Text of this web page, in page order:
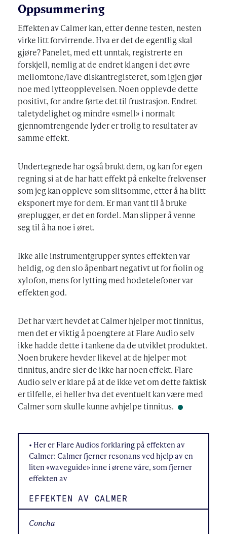
Oppsummering
Effekten av Calmer kan, etter denne testen, nesten
virke litt forvirrende. Hva er det de egentlig skal
gjøre? Panelet, med ett unntak, registrerte en
forskjell, nemlig at de endret klangen i det øvre
mellomtone/lave diskantregisteret, som igjen gjør
noe med lytteopplevelsen. Noen opplevde dette
positivt, for andre førte det til frustrasjon. Endret
taletydelighet og mindre «smell» i normalt
gjennomtrengende lyder er trolig to resultater av
samme effekt.
Undertegnede har også brukt dem, og kan for egen
regning si at de har hatt effekt på enkelte frekvenser
som jeg kan oppleve som slitsomme, etter å ha blitt
eksponert mye for dem. Er man vant til å bruke
øreplugger, er det en fordel. Man slipper å venne
seg til å ha noe i øret.
Ikke alle instrumentgrupper syntes effekten var
heldig, og den slo åpenbart negativt ut for fiolin og
xylofon, mens for lytting med hodetelefoner var
effekten god.
Det har vært hevdet at Calmer hjelper mot tinnitus,
men det er viktig å poengtere at Flare Audio selv
ikke hadde dette i tankene da de utviklet produktet.
Noen brukere hevder likevel at de hjelper mot
tinnitus, andre sier de ikke har noen effekt. Flare
Audio selv er klare på at de ikke vet om dette faktisk
er tilfelle, ei heller hva det eventuelt kan være med
Calmer som skulle kunne avhjelpe tinnitus.
• Her er Flare Audios forklaring på effekten av
Calmer: Calmer fjerner resonans ved hjelp av en
liten «waveguide» inne i ørene våre, som fjerner
effekten av
EFFEKTEN AV CALMER
Concha